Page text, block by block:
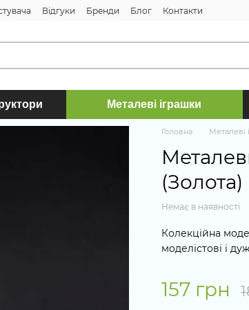
Відгуки Бренди Блог Контакти
Металеві іграшки
Головна Металеві
(Золота)
Немає в наявності
Колекційна
моделістові і
157 грн